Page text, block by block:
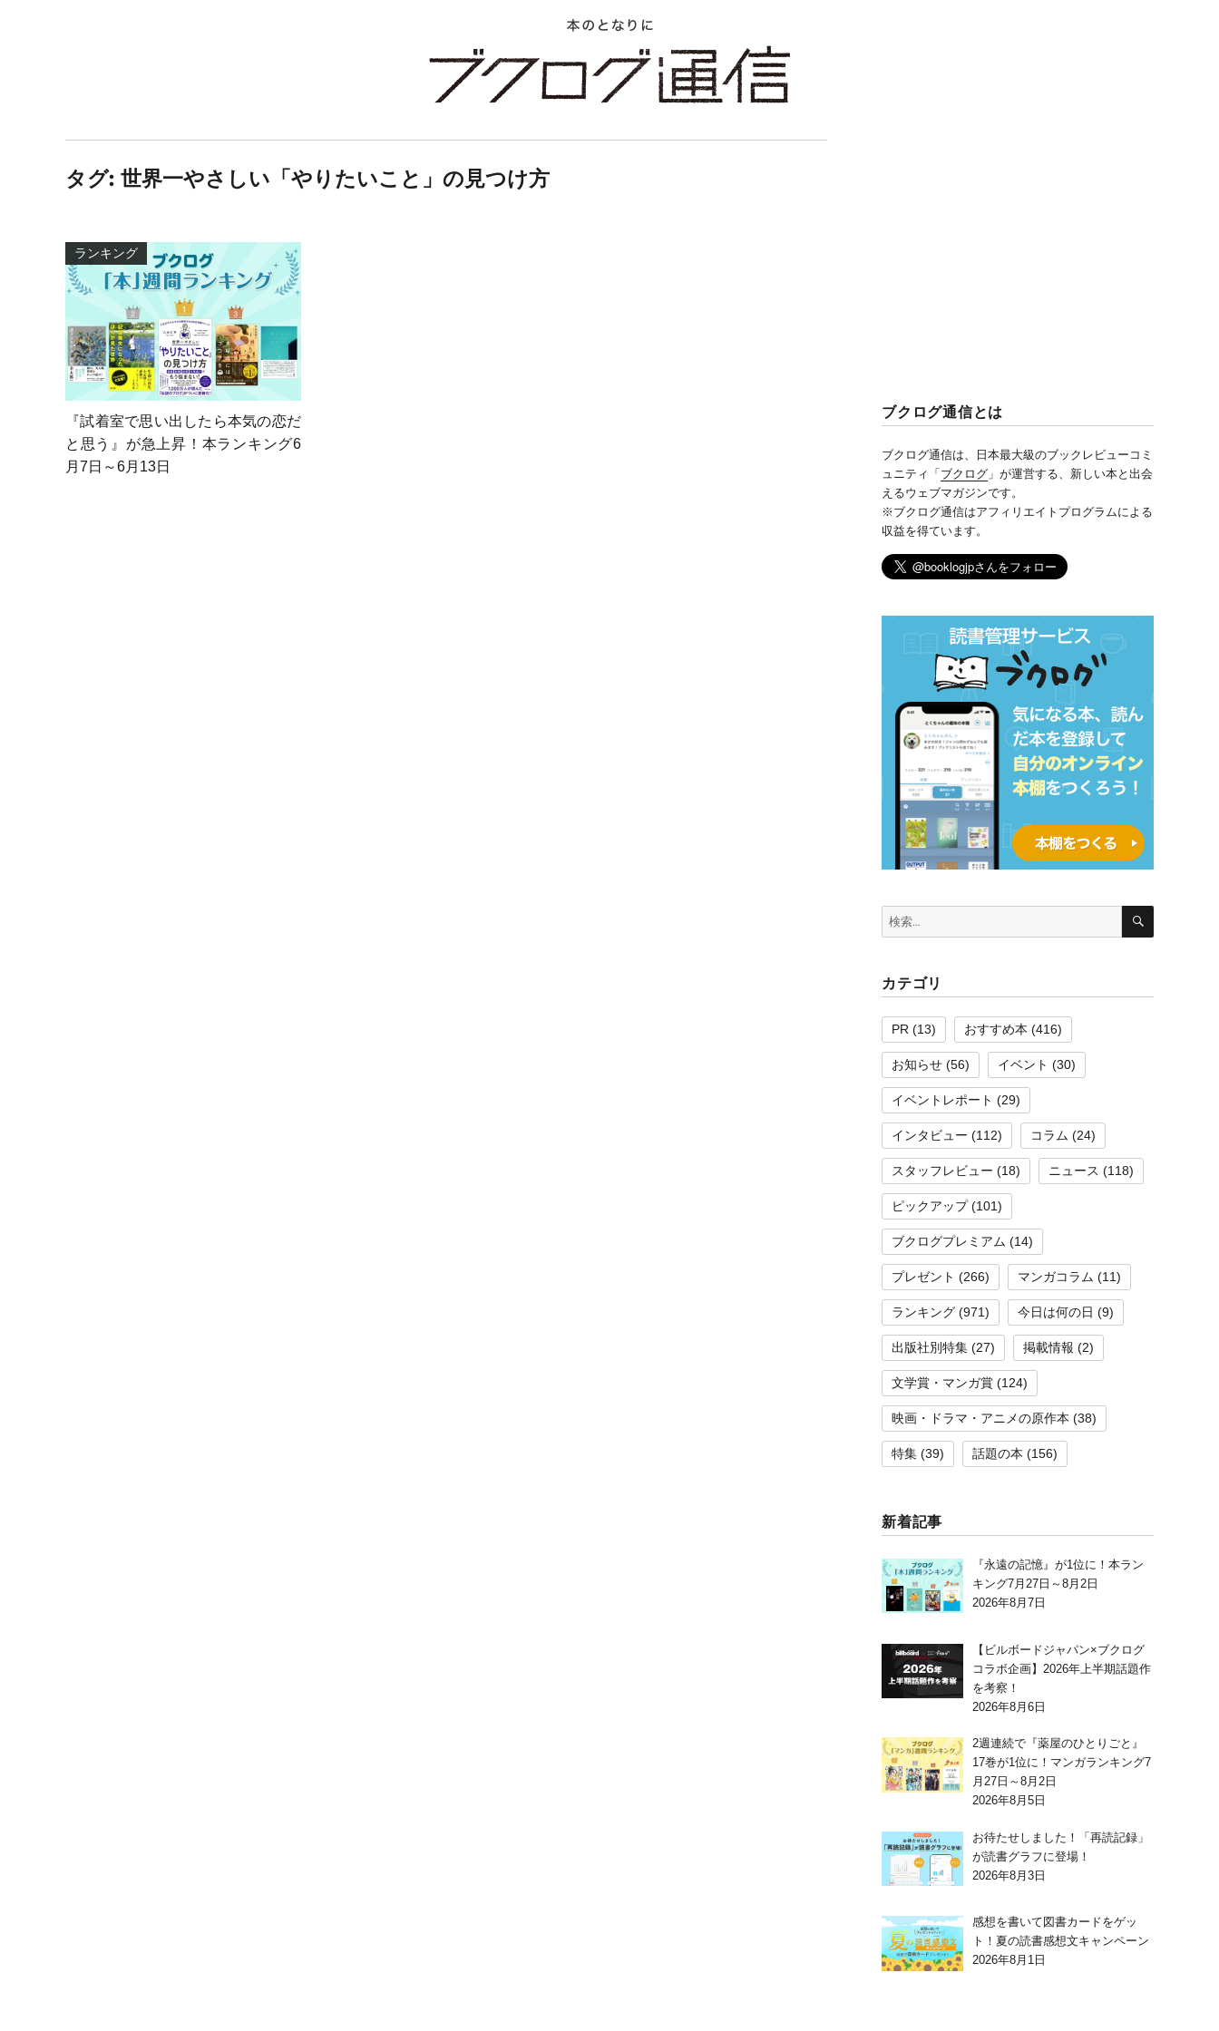
タグ: 世界一やさしい「やりたいこと」の見つけ方
ランキング
『試着室で思い出したら本気の恋だ
と思う』が急上昇！本ランキング6
月7日～6月13日
ブクログ通信とは
ブクログ通信は、日本最大級のブックレビューコミ
ュニティ「 ブクログ 」が運営する、新しい本と出会
えるウェブマガジンです。
※ブクログ通信はアフィリエイトプログラムによる
収益を得ています。
検
索:
検
カテゴリ
PR (13) おすすめ本 (416)
お知らせ (56) イベント (30)
イベントレポート (29)
インタビュー (112) コラム (24)
スタッフレビュー (18) ニュース (118)
ピックアップ(101)
ブクログプレミアム (14)
プレゼント (266) マンガコラム (11)
ランキング (971) 今日は何の日 (9)
出版社別特集 (27) 掲載情報 (2)
文学賞・マンガ賞 (124)
映画・ドラマ・アニメの原作本 (38)
特集 (39) 話題の本 (156)
新着記事
『永遠の記憶』が1位に！本ラン
キング7月27日～8月2日
2026年8月7日
【ビルボードジャパン×ブクログ
コラボ企画】2026年上半期話題作
を考察！
2026年8月6日
2週連続で『薬屋のひとりごと』
17巻が1位に！マンガランキング7
月27日～8月2日
2026年8月5日
お待たせしました！「再読記録」
が読書グラフに登場！
2026年8月3日
感想を書いて図書カードをゲッ
ト！夏の読書感想文キャンペーン
2026年8月1日